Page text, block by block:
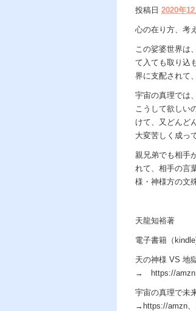
著、天
の世で
投稿日 2020年12
心の在り方、考
この娑婆世界は
て入ても取り込
界に支配されて
宇宙の真理では
こうして欲しい
けて、又どんど
大変苦しく成っ
親兄弟でも相手
れて、相手の言
様・神様方の文
天龍知裕著
電子書籍（
天の神様 VS 地
→ https://
宇宙の真理で未
→https://amzn